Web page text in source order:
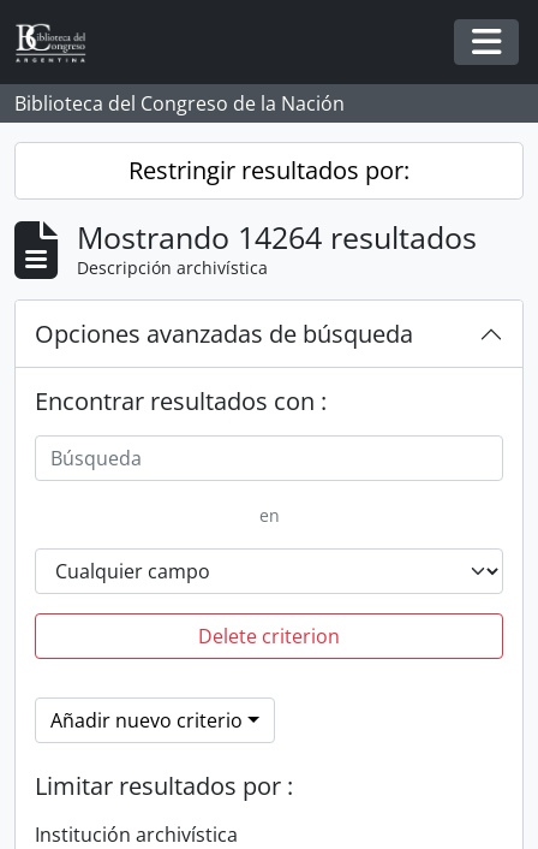
Skip to main content
Biblioteca del Congreso de la Nación
Restringir resultados por:
Mostrando 14264 resultados
Descripción archivística
Opciones avanzadas de búsqueda
Encontrar resultados con :
en
Delete criterion
Añadir nuevo criterio
Limitar resultados por :
Institución archivística